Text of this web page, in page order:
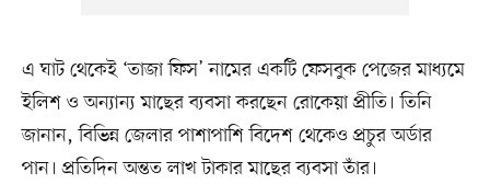
এ ঘাট থেকেই ‘তাজা ফিস’ নামের একটি ফেসবুক পেজের মাধ্যমে
ইলিশ ও অন্যান্য মাছের ব্যবসা করছেন রোকেয়া প্রীতি। তিনি
জানান, বিভিন্ন জেলার পাশাপাশি বিদেশ থেকেও প্রচুর অর্ডার
পান। প্রতিদিন অন্তত লাখ টাকার মাছের ব্যবসা তাঁর।